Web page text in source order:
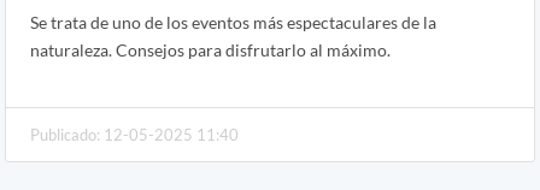
Se trata de uno de los eventos más espectaculares de la
naturaleza. Consejos para disfrutarlo al máximo.
Publicado: 12-05-2025 11:40